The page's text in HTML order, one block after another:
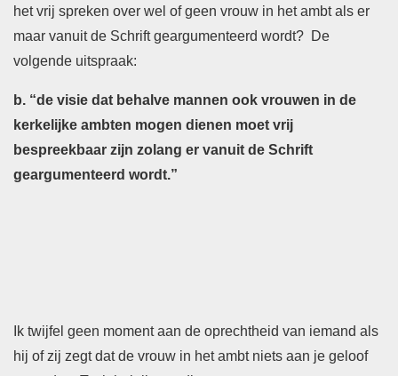
het vrij spreken over wel of geen vrouw in het ambt als er
maar vanuit de Schrift geargumenteerd wordt? De
volgende uitspraak:
b. “de visie dat behalve mannen ook vrouwen in de
kerkelijke ambten mogen dienen moet vrij
bespreekbaar zijn zolang er vanuit de Schrift
geargumenteerd wordt.”
Ik twijfel geen moment aan de oprechtheid van iemand als
hij of zij zegt dat de vrouw in het ambt niets aan je geloof